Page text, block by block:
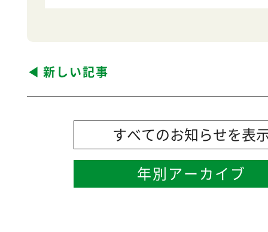
新しい記事
すべてのお知らせを表
年別アーカイブ